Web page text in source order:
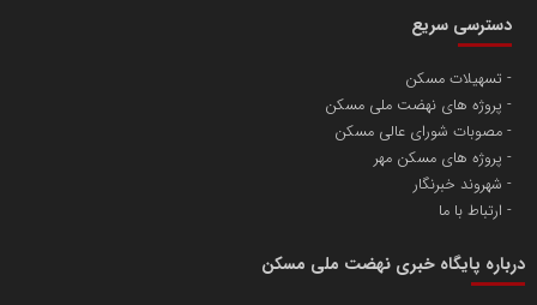
دسترسی سریع
تسهیلات مسکن
پروژه های نهضت ملی مسکن
مصوبات شورای عالی مسکن
پروژه های مسکن مهر
شهروند خبرنگار
ارتباط با ما
درباره پایگاه خبری نهضت ملی مسکن